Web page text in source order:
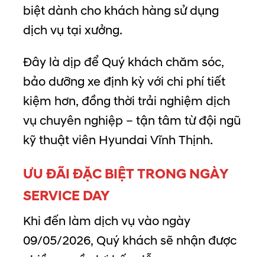
biệt dành cho khách hàng sử dụng
dịch vụ tại xưởng.
Đây là dịp để Quý khách chăm sóc,
bảo dưỡng xe định kỳ với chi phí tiết
kiệm hơn, đồng thời trải nghiệm dịch
vụ chuyên nghiệp – tận tâm từ đội ngũ
kỹ thuật viên Hyundai Vĩnh Thịnh.
ƯU ĐÃI ĐẶC BIỆT TRONG NGÀY
SERVICE DAY
Khi đến làm dịch vụ vào ngày
09/05/2026, Quý khách sẽ nhận được